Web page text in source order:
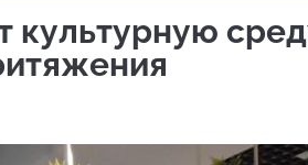
культурную